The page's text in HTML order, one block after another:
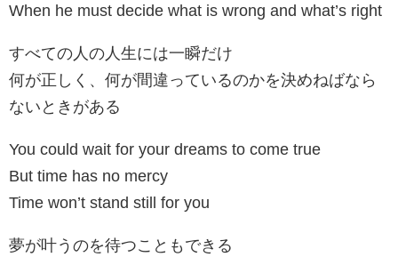
When he must decide what is wrong and what’s right
すべての人の人生には一瞬だけ
何が正しく、何が間違っているのかを決めねばなら
ないときがある
You could wait for your dreams to come true
But time has no mercy
Time won’t stand still for you
夢が叶うのを待つこともできる